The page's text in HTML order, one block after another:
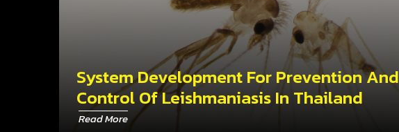
System Development For Prevention And
Control Of Leishmaniasis In Thailand
Read More